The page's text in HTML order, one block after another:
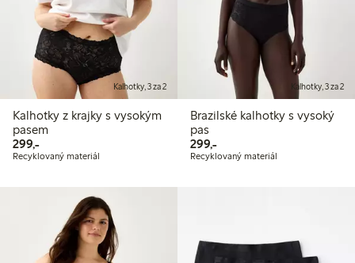
Kalhotky, 3 za 2
Kalhotky z krajky s vysokým
pasem
299,-299,00 Kč
Recyklovaný materiál
Kalhotky, 3 za 2
Brazilské kalhotky s vysoký
pas
299,-299,00 Kč
Recyklovaný materiál